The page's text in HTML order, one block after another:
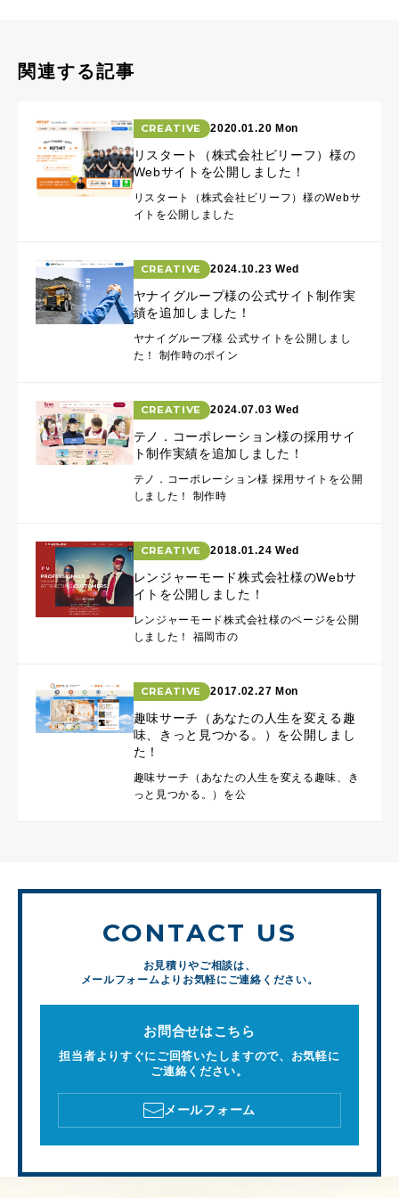
関連する記事
CREATIVE 2020.01.20 Mon
リスタート（株式会社ビリーフ）様の
Webサイトを公開しました！
リスタート（株式会社ビリーフ）様のWebサ
イトを公開しました
CREATIVE 2024.10.23 Wed
ヤナイグループ様の公式サイト制作実
績を追加しました！
ヤナイグループ様 公式サイトを公開しまし
た！ 制作時のポイン
CREATIVE 2024.07.03 Wed
テノ．コーポレーション様の採用サイ
ト制作実績を追加しました！
テノ．コーポレーション様 採用サイトを公開
しました！ 制作時
CREATIVE 2018.01.24 Wed
レンジャーモード株式会社様のWebサ
イトを公開しました！
レンジャーモード株式会社様のページを公開
しました！ 福岡市の
CREATIVE 2017.02.27 Mon
趣味サーチ（あなたの人生を変える趣
味、きっと見つかる。）を公開しまし
た！
趣味サーチ（あなたの人生を変える趣味、き
っと見つかる。）を公
CONTACT US
お見積りやご相談は、
メールフォームよりお気軽にご連絡ください。
お問合せはこちら
担当者よりすぐにご回答いたしますので、お気軽に
ご連絡ください。
メールフォーム